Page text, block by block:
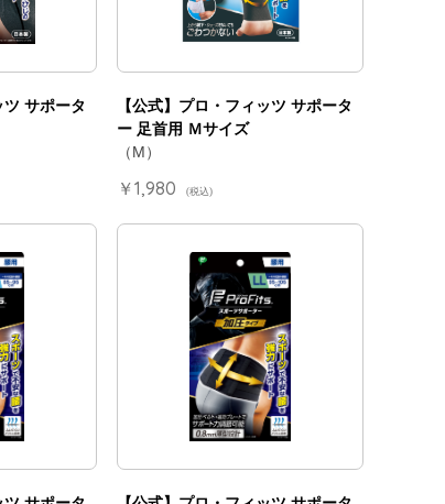
ツ サポータ
【公式】プロ・フィッツ サポータ
ー 足首用 Ｍサイズ
（M）
￥1,980 (税込)